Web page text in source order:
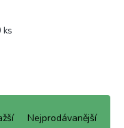
ks
Nejprodávanější